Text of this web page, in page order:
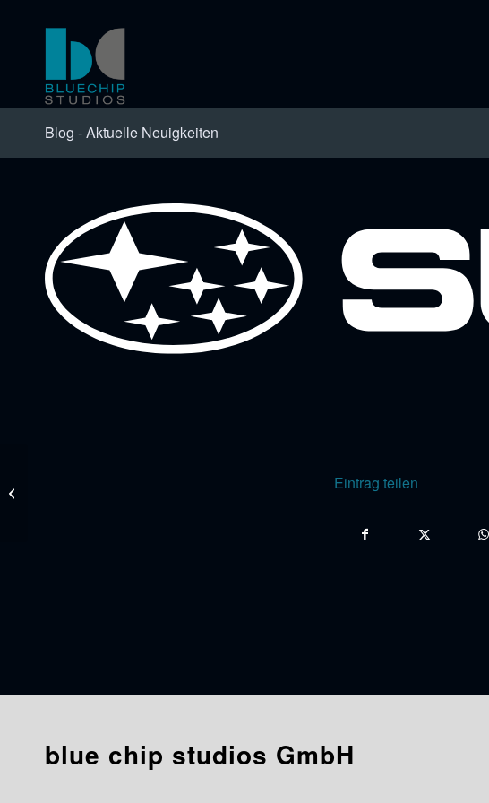
Blog - Aktuelle Neuigkeiten
Eintrag teilen
blue chip studios GmbH